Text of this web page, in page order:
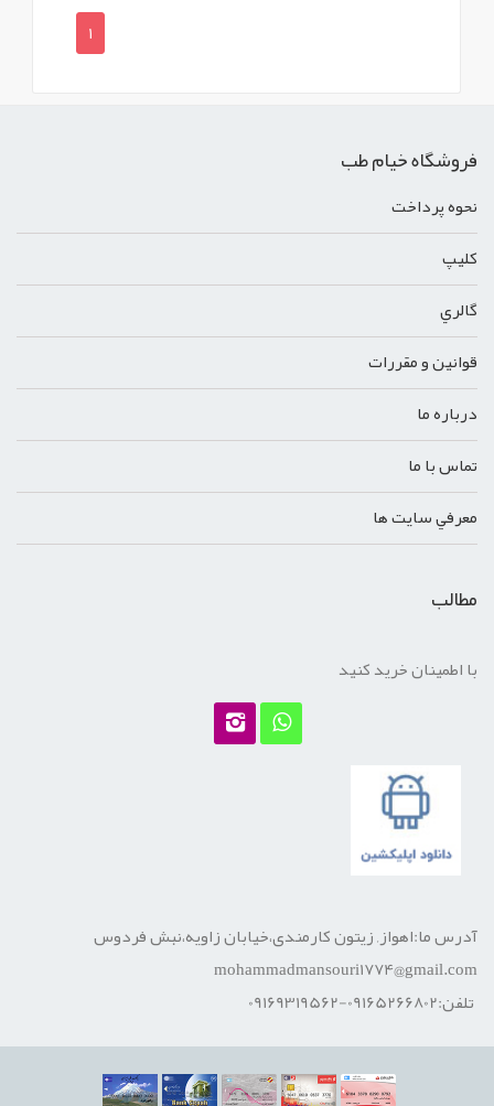
1
فروشگاه خیام طب
نحوه پرداخت
کليپ
گالري
قوانين و مقررات
درباره ما
تماس با ما
معرفي سايت ها
مطالب
با اطمینان خرید کنید
آدرس ما:اهواز, زیتون کارمندی،خیابان زاویه،نبش فردوس
mohammadmansouri1774@gmail.com
تلفن:09165266802-09169319562